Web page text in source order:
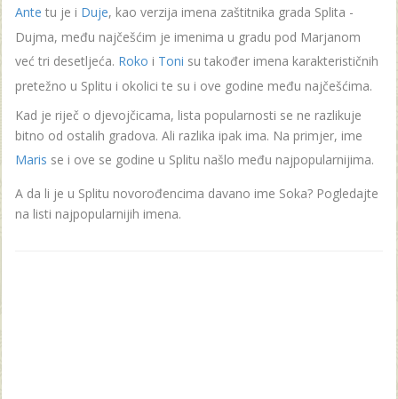
Ante tu je i Duje, kao verzija imena zaštitnika grada Splita -
Dujma, među najčešćim je imenima u gradu pod Marjanom
već tri desetljeća. Roko i Toni su također imena karakterističnih
pretežno u Splitu i okolici te su i ove godine među najčešćima.
Kad je riječ o djevojčicama, lista popularnosti se ne razlikuje
bitno od ostalih gradova. Ali razlika ipak ima. Na primjer, ime
Maris se i ove se godine u Splitu našlo među najpopularnijima.
A da li je u Splitu novorođencima davano ime Soka? Pogledajte
na listi najpopularnijih imena.